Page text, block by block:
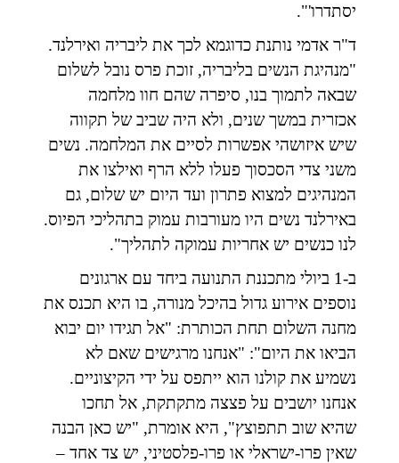
יסתדרו'".
ד"ר אדמי נותנת כדוגמא לכך את ליבריה ואירלנד.
"מנהיגת הנשים בליבריה, זוכת פרס נובל לשלום
שבאה לתמוך בנו, סיפרה שהם חוו מלחמה
אכזרית במשך שנים, ולא היה שביב של תקווה
שיש איזושהי אפשרות לסיים את המלחמה. נשים
משני צדי הסכסוך פעלו ללא הרף ואילצו את
המנהיגים למצוא פתרון ועד היום יש שלום, גם
באירלנד נשים היו מעורבות עמוק בתהליכי הפיוס.
לנו כנשים יש אחריות עמוקה לתהליך".
ב-1 ביולי מתכננת התנועה ביחד עם ארגונים
נוספים אירוע גדול בהיכל מנורה, בו היא תכנס את
מחנה השלום תחת הכותרת: "אל תגידו יום יבוא
הביאו את היום": "אנחנו מרגישים שאם לא
נשמיע את קולנו הוא ייתפס על ידי הקיצוניים.
אנחנו יושבים על פצצה מתקתקת, אל תחכו
שהיא שוב תתפוצץ", היא אומרת, "יש כאן הבנה
שאין פרו-ישראלי או פרו-פלסטיני, יש צד אחד –